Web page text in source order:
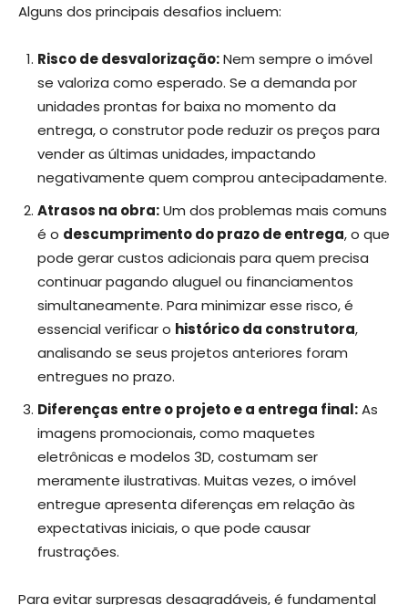
Alguns dos principais desafios incluem:
Risco de desvalorização:Nem sempre o imóvel
se valoriza como esperado. Se a demanda por
unidades prontas for baixa no momento da
entrega, o construtor pode reduzir os preços para
vender as últimas unidades, impactando
negativamente quem comprou antecipadamente.
Atrasos na obra:Um dos problemas mais comuns
é o descumprimento do prazo de entrega, o que
pode gerar custos adicionais para quem precisa
continuar pagando aluguel ou financiamentos
simultaneamente. Para minimizar esse risco, é
essencial verificar o histórico da construtora,
analisando se seus projetos anteriores foram
entregues no prazo.
Diferenças entre o projeto e a entrega final:As
imagens promocionais, como maquetes
eletrônicas e modelos 3D, costumam ser
meramente ilustrativas. Muitas vezes, o imóvel
entregue apresenta diferenças em relação às
expectativas iniciais, o que pode causar
frustrações.
Para evitar surpresas desagradáveis, é fundamental